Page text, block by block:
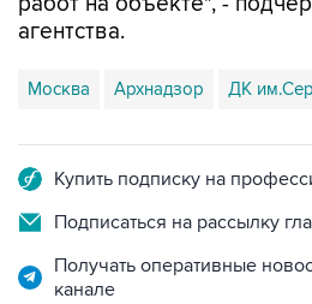
Москва Архнадзор
Подписаться на рассылку
Получать оперативные